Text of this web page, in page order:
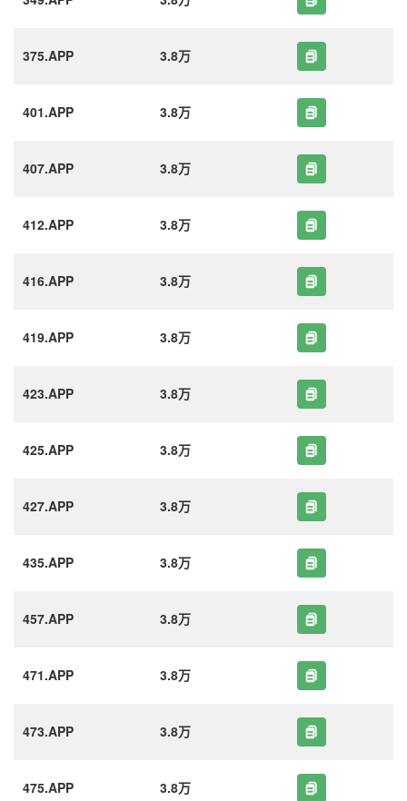
375.APP 3.8万
401.APP 3.8万
407.APP 3.8万
412.APP 3.8万
416.APP 3.8万
419.APP 3.8万
423.APP 3.8万
425.APP 3.8万
427.APP 3.8万
435.APP 3.8万
457.APP 3.8万
471.APP 3.8万
473.APP 3.8万
475.APP 3.8万